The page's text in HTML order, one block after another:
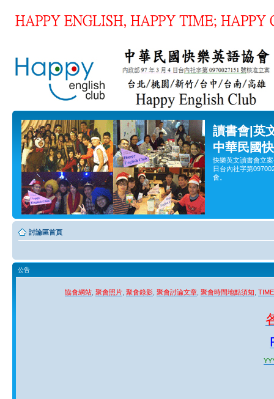
讀書會|英
中華民國
快樂英文讀書會立
日台內社字第
會。
討論區首頁
公告
協會網站 聚會照片 聚會錄影 聚會討論文章 聚會時間地點須知